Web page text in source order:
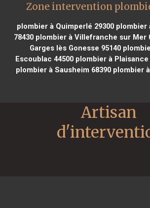
Zone intervention
plombier à Quimperlé 29300 plombier
78430plombier à Villefranche sur Mer
Garges lès Gonesse 95140
Escoublac 44500 plombier à
plombier à Sausheim 68390plombier à
Artisan